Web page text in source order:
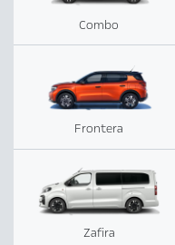
Combo
Frontera
Zafira